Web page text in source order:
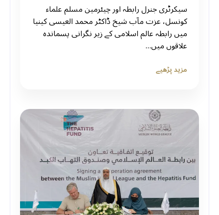
سیکرٹری جنرل رابطہ اور چیئرمین مسلم علماء
کونسل، عزت مآب شیخ ڈاکٹر محمد العيسى کینیا
میں رابطہ عالم اسلامی کے زیر نگرانی پسماندہ
علاقوں میں…
مزید پڑھیے